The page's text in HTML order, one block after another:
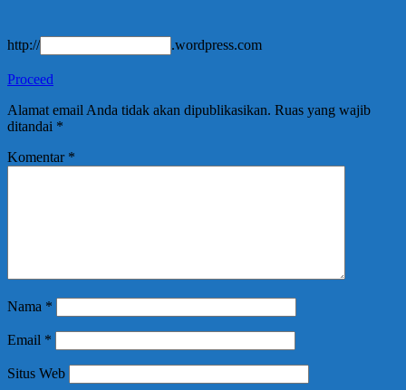
http:// .wordpress.com
Proceed
Alamat email Anda tidak akan dipublikasikan. Ruas yang wajib
ditandai *
Komentar *
Nama *
Email *
Situs Web